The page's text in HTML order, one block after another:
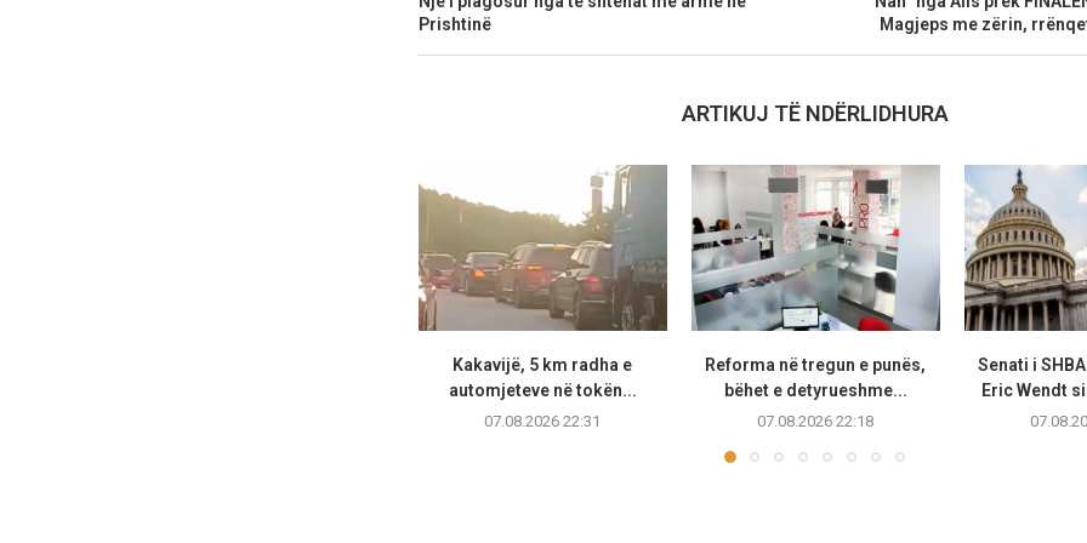
Prishtinë
Magjeps me zërin,
ARTIKUJ TË NDËRLIDHURA
Kakavijë, 5 km radha e
automjeteve në tokën...
07.08.2026 22:31
Reforma në tregun e punës,
bëhet e detyrueshme...
07.08.2026 22:18
Senati i
Eric Wendt